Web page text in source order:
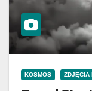
KOSMOS ZDJĘCIA